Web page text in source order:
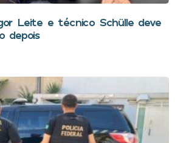
Leite e técnico Schülle deve
depois